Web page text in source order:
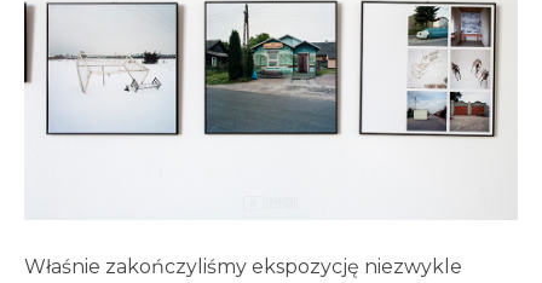
Właśnie zakończyliśmy ekspozycję niezwykle